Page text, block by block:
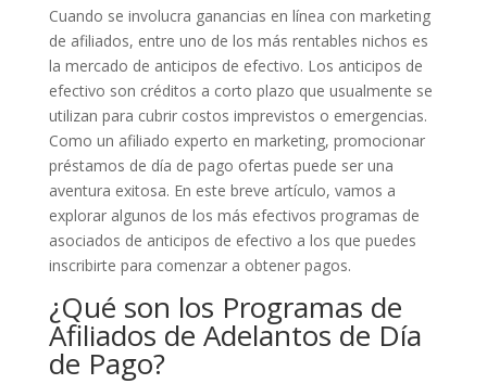
Cuando se involucra ganancias en línea con marketing
de afiliados, entre uno de los más rentables nichos es
la mercado de anticipos de efectivo. Los anticipos de
efectivo son créditos a corto plazo que usualmente se
utilizan para cubrir costos imprevistos o emergencias.
Como un afiliado experto en marketing, promocionar
préstamos de día de pago ofertas puede ser una
aventura exitosa. En este breve artículo, vamos a
explorar algunos de los más efectivos programas de
asociados de anticipos de efectivo a los que puedes
inscribirte para comenzar a obtener pagos.
¿Qué son los Programas de
Afiliados de Adelantos de Día
de Pago?